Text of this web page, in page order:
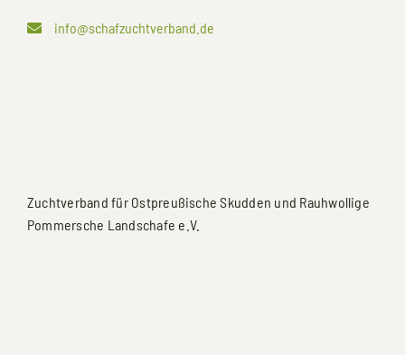
info@schafzuchtverband.de
Zuchtverband für Ostpreußische Skudden und Rauhwollige
Pommersche Landschafe e.V.